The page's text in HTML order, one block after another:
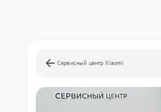
Сервисный центр Xiaomi